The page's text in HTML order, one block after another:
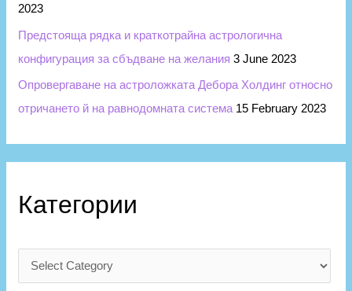
2023
Предстояща рядка и краткотрайна астрологична
конфигурация за сбъдване на желания 3 June 2023
Опровергаване на астроложката Дебора Холдинг относно
отричането й на равнодомната система 15 February 2023
Категории